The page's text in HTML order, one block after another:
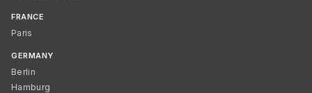
FRANCE
Paris
GERMANY
Berlin
Hamburg